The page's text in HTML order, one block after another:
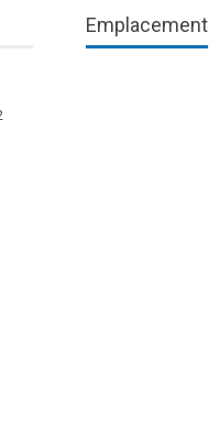
Emplacement